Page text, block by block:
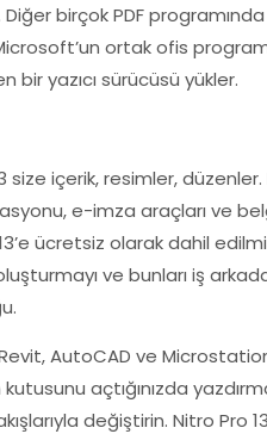
birçok PDF
ortak ofis
bir yazıcı sürücüsü yükler.
size içerik, resimler,
e-imza araçları ve
ücretsiz olarak dahil
ve bunları iş
AutoCAD ve
açtığınızda
değiştirin. Nitro